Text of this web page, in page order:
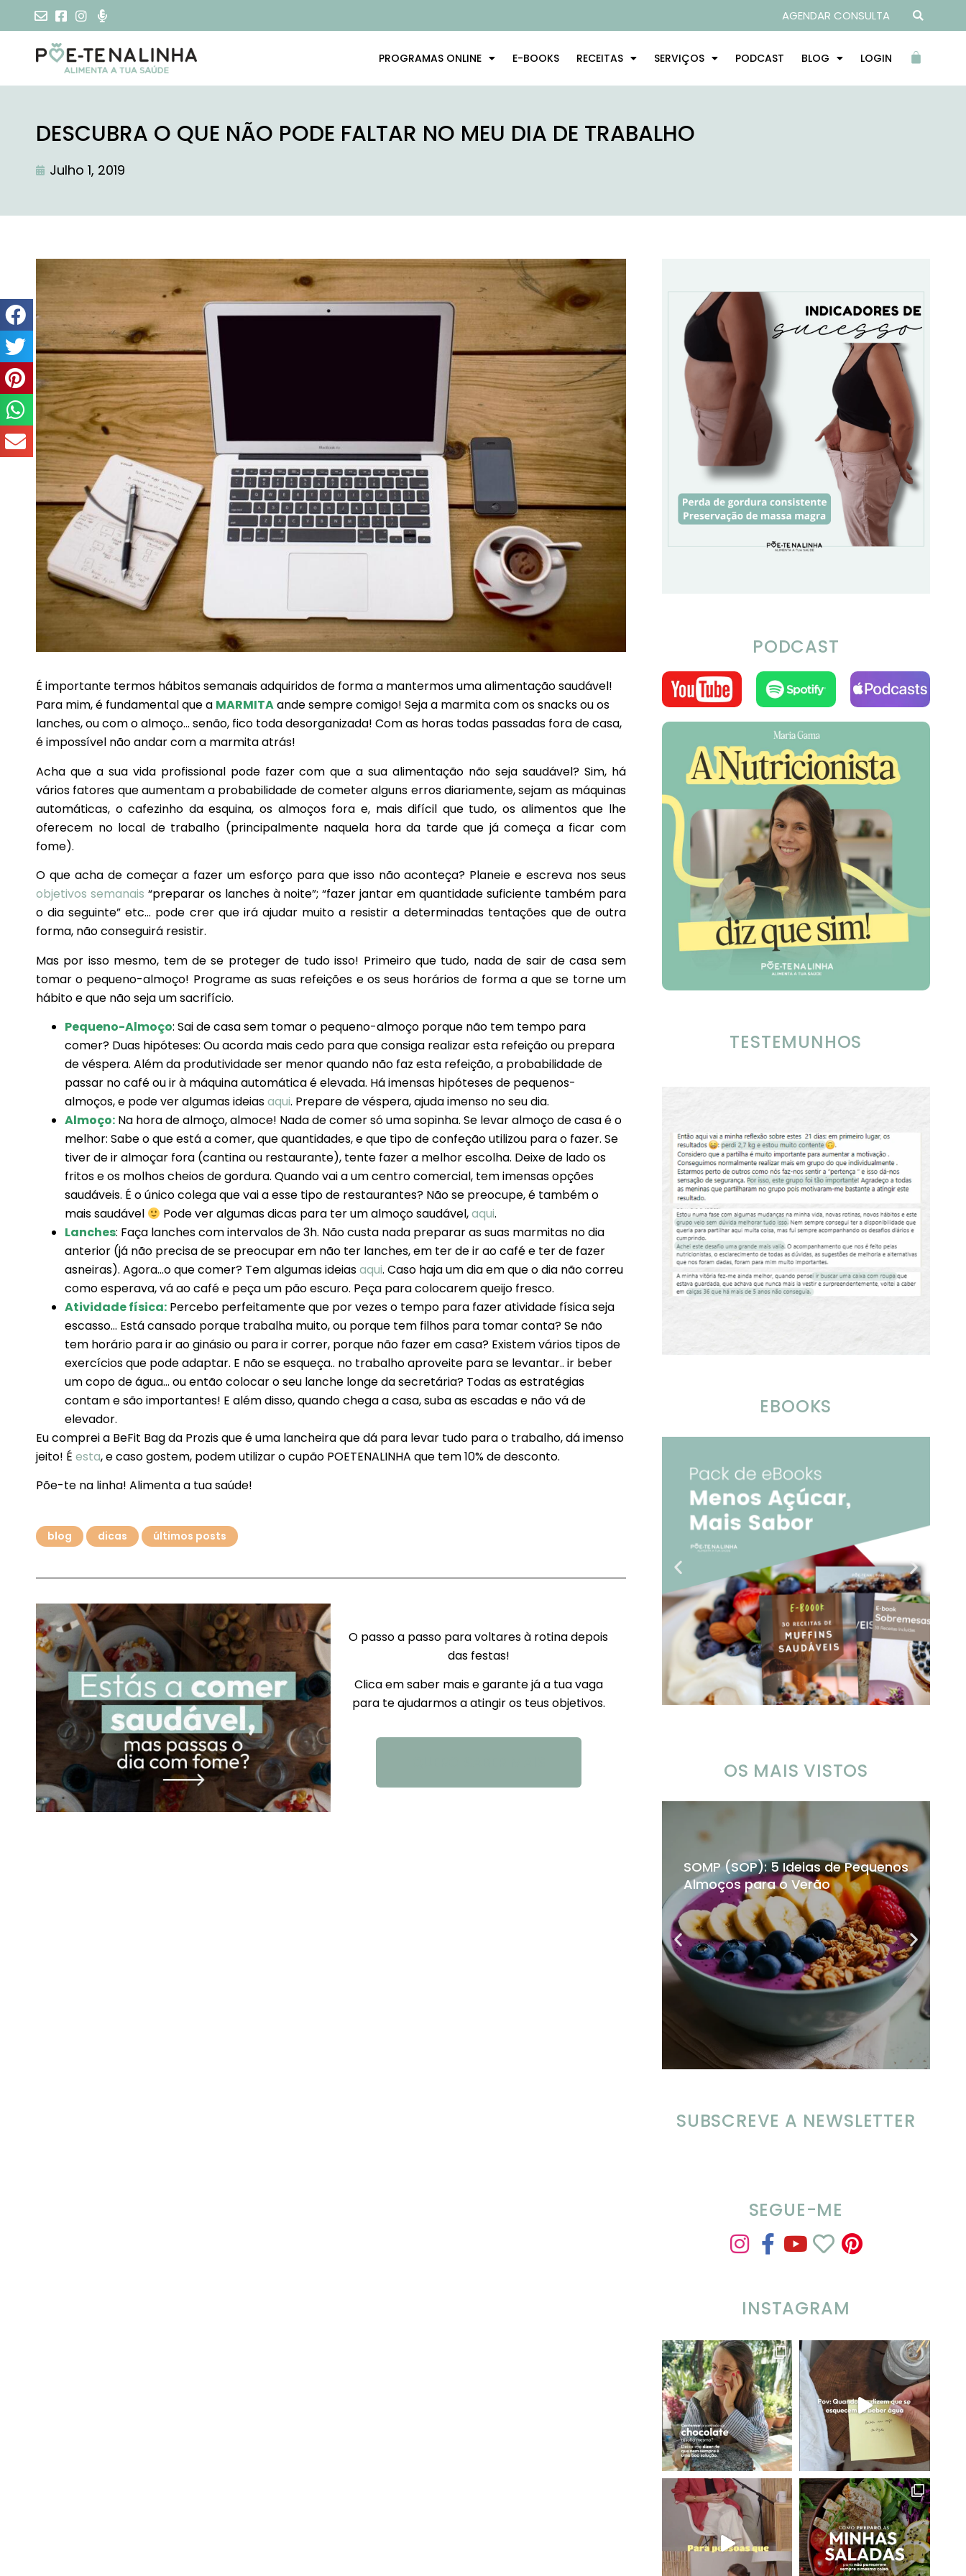
AGENDAR CONSULTA
PROGRAMAS ONLINE E-BOOKS RECEITAS SERVIÇOS PODCAST BLOG LOGIN
DESCUBRA O QUE NÃO PODE FALTAR NO MEU DIA DE TRABALHO
Julho 1, 2019
É importante termos hábitos semanais adquiridos de forma a mantermos uma alimentação saudável!
Para mim, é fundamental que a MARMITAande sempre comigo! Seja a marmita com os snacks ou os
lanches, ou com o almoço… senão, fico toda desorganizada! Com as horas todas passadas fora de casa,
é impossível não andar com a marmita atrás!
Acha que a sua vida profissional pode fazer com que a sua alimentação não seja saudável? Sim, há
vários fatores que aumentam a probabilidade de cometer alguns erros diariamente, sejam as máquinas
automáticas, o cafezinho da esquina, os almoços fora e, mais difícil que tudo, os alimentos que lhe
oferecem no local de trabalho (principalmente naquela hora da tarde que já começa a ficar com
fome).
O que acha de começar a fazer um esforço para que isso não aconteça? Planeie e escreva nos seus
objetivos semanais “preparar os lanches à noite”; “fazer jantar em quantidade suficiente também para
o dia seguinte” etc… pode crer que irá ajudar muito a resistir a determinadas tentações que de outra
forma, não conseguirá resistir.
Mas por isso mesmo, tem de se proteger de tudo isso! Primeiro que tudo, nada de sair de casa sem
tomar o pequeno-almoço! Programe as suas refeições e os seus horários de forma a que se torne um
hábito e que não seja um sacrifício.
Pequeno-Almoço: Sai de casa sem tomar o pequeno-almoço porque não tem tempo para
comer? Duas hipóteses: Ou acorda mais cedo para que consiga realizar esta refeição ou prepara
de véspera. Além da produtividade ser menor quando não faz esta refeição, a probabilidade de
passar no café ou ir à máquina automática é elevada. Há imensas hipóteses de pequenos-
almoços, e pode ver algumas ideiasaqui. Prepare de véspera, ajuda imenso no seu dia.
Almoço: Na hora de almoço, almoce! Nada de comer só uma sopinha. Se levar almoço de casa é o
melhor: Sabe o que está a comer, que quantidades, e que tipo de confeção utilizou para o fazer. Se
tiver de ir almoçar fora (cantina ou restaurante), tente fazer a melhor escolha. Deixe de lado os
fritos e os molhos cheios de gordura. Quando vai a um centro comercial, tem imensas opções
saudáveis. É o único colega que vai a esse tipo de restaurantes? Não se preocupe, é também o
mais saudável
Pode ver algumas dicas para ter um almoço saudável,aqui.
Lanches: Faça lanches com intervalos de 3h. Não custa nada preparar as suas marmitas no dia
anterior (já não precisa de se preocupar em não ter lanches, em ter de ir ao café e ter de fazer
asneiras). Agora…o que comer? Tem algumas ideiasaqui. Caso haja um dia em que o dia não correu
como esperava, vá ao café e peça um pão escuro. Peça para colocarem queijo fresco.
Atividade física: Percebo perfeitamente que por vezes o tempo para fazer atividade física seja
escasso… Está cansado porque trabalha muito, ou porque tem filhos para tomar conta? Se não
tem horário para ir ao ginásio ou para ir correr, porque não fazer em casa? Existem vários tipos de
exercícios que pode adaptar. E não se esqueça.. no trabalho aproveite para se levantar.. ir beber
um copo de água… ou então colocar o seu lanche longe da secretária? Todas as estratégias
contam e são importantes! E além disso, quando chega a casa, suba as escadas e não vá de
elevador.
Eu comprei a BeFit Bag da Prozis que é uma lancheira que dá para levar tudo para o trabalho, dá imenso
jeito! É esta, e caso gostem, podem utilizar o cupão POETENALINHA que tem 10% de desconto.
Põe-te na linha! Alimenta a tua saúde!
blog dicas últimos posts
O passo a passo para voltares à rotina depois
das festas!
Clica em saber mais e garante já a tua vaga
para te ajudarmos a atingir os teus objetivos.
PODCAST
TESTEMUNHOS
EBOOKS
OS MAIS VISTOS
SOMP (SOP): 5 Ideias de Pequenos
Almoços para o Verão
SUBSCREVE A NEWSLETTER
SEGUE-ME
INSTAGRAM